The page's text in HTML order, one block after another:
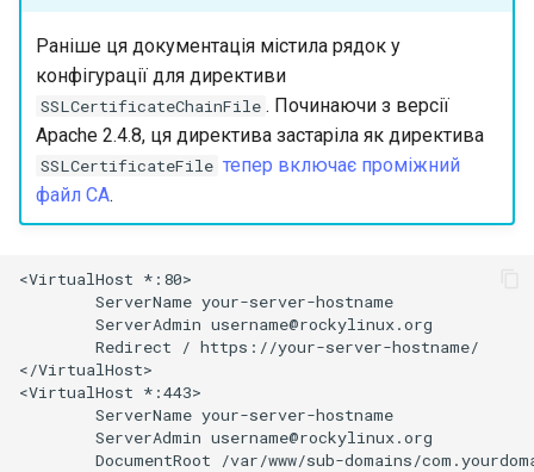
Раніше ця документація містила рядок у
конфігурації для директиви
SSLCertificateChainFile . Починаючи з версії
Apache 2.4.8, ця директива застаріла як директива
SSLCertificateFile тепер включає проміжний
файл CA.
<VirtualHost
ServerName
ServerAdmin
Redirect
/ https://your-server-hostname/
</VirtualHost>
<VirtualHost
ServerName
ServerAdmin
DocumentRoot